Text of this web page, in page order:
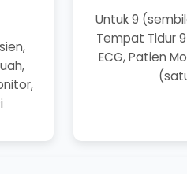
Untuk 9
Tempat Tidur
ECG, Patien